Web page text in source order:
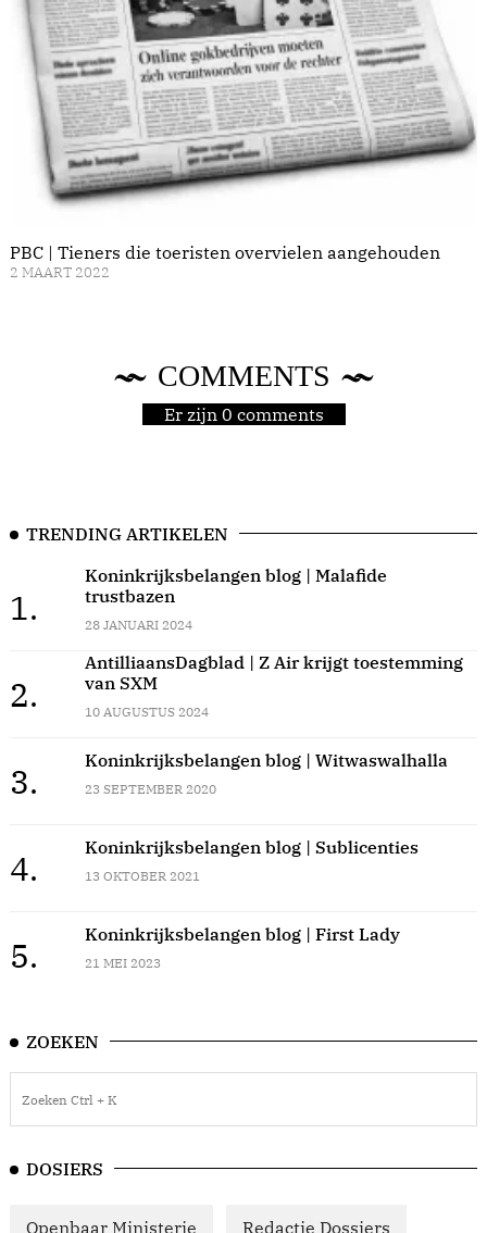
PBC | Tieners die toeristen overvielen aangehouden
2 MAART 2022
COMMENTS
Er zijn 0 comments
TRENDING ARTIKELEN
1.
Koninkrijksbelangen blog | Malafide
trustbazen
28 JANUARI 2024
2.
AntilliaansDagblad | Z Air krijgt toestemming
van SXM
10 AUGUSTUS 2024
3.
Koninkrijksbelangen blog | Witwaswalhalla
23 SEPTEMBER 2020
4.
Koninkrijksbelangen blog | Sublicenties
13 OKTOBER 2021
5.
Koninkrijksbelangen blog | First Lady
21 MEI 2023
ZOEKEN
DOSIERS
Openbaar Ministerie Redactie Dossiers